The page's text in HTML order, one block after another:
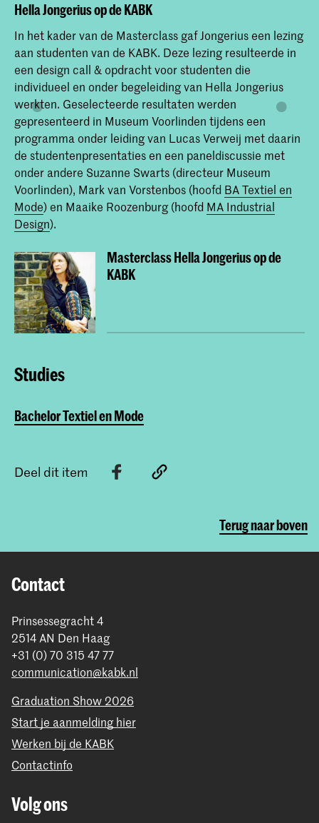
Hella Jongerius op de KABK
In het kader van de Masterclass gaf Jongerius een lezing
aan studenten van de KABK. Deze lezing resulteerde in
een design call & opdracht voor studenten die
individueel en onder begeleiding van Hella Jongerius
werkten. Geselecteerde resultaten werden
gepresenteerd in Museum Voorlinden tijdens een
programma onder leiding van Lucas Verweij met daarin
de studentenpresentaties en een paneldiscussie met
onder andere Suzanne Swarts (directeur Museum
Voorlinden), Mark van Vorstenbos (hoofd BA Textiel en
Mode) en Maaike Roozenburg (hoofd MA Industrial
Design).
Masterclass Hella Jongerius op de
KABK
Studies
Bachelor Textiel en Mode
Deel dit item
Terug naar boven
Contact
Prinsessegracht 4
2514 AN Den Haag
+31 (0) 70 315 47 77
communication@kabk.nl
Graduation Show 2026
Start je aanmelding hier
Werken bij de KABK
Contactinfo
Volg ons